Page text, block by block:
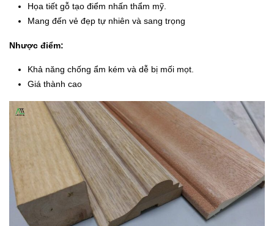
Họa tiết gỗ tạo điểm nhấn thẩm mỹ.
Mang đến vẻ đẹp tự nhiên và sang trọng
Nhược điểm:
Khả năng chống ẩm kém và dễ bị mối mọt.
Giá thành cao